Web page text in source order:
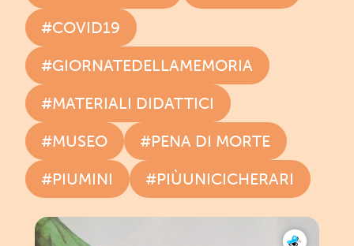
#COVID19
#GIORNATEDELLAMEMORIA
#MATERIALI DIDATTICI
#MUSEO
#PENA DI MORTE
#PIUMINI
#PIÙUNICICHERARI